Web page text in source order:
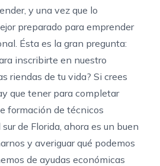
y una vez que lo
preparado para emprender
Ésta es la gran pregunta:
inscribirte en nuestro
riendas de tu vida? Si crees
que tener para completar
formación de técnicos
de Florida, ahora es un buen
y averiguar qué podemos
de ayudas económicas